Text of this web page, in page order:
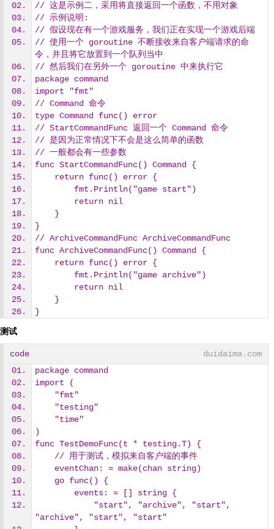
// 这是示例二，采用将直接返回一个函数，不用对象
// 示例说明:
// 假设现在有一个游戏服务，我们正在实现一个游戏后端
// 使用一个 goroutine 不断接收来自客户端请求的命
令，并且将它放置到一个队列当中
// 然后我们在另外一个 goroutine 中来执行它
package command
import "fmt"
// Command 命令
type Command func() error
// StartCommandFunc 返回一个 Command 命令
// 是因为正常情况下不会是这么简单的函数
// 一般都会有一些参数
func StartCommandFunc() Command {
    return func() error {
        fmt.Println("game start")
        return nil
    }
}
// ArchiveCommandFunc ArchiveCommandFunc
func ArchiveCommandFunc() Command {
    return func() error {
        fmt.Println("game archive")
        return nil
    }
}
测试
code
duidaima.com
package command
import (
    "fmt"
    "testing"
    "time"
)
func TestDemoFunc(t * testing.T) {
    // 用于测试，模拟来自客户端的事件
    eventChan: = make(chan string)
    go func() {
        events: = [] string {
"archive", "start", "start"